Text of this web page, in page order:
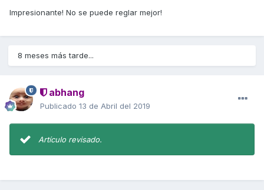
Impresionante! No se puede reglar mejor!
8 meses más tarde...
abhang
Publicado 13 de Abril del 2019
Artículo revisado.